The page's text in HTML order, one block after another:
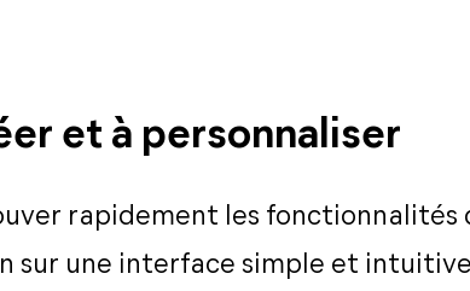
et à personnaliser
rapidement les fonctionnalités
sur une interface simple et